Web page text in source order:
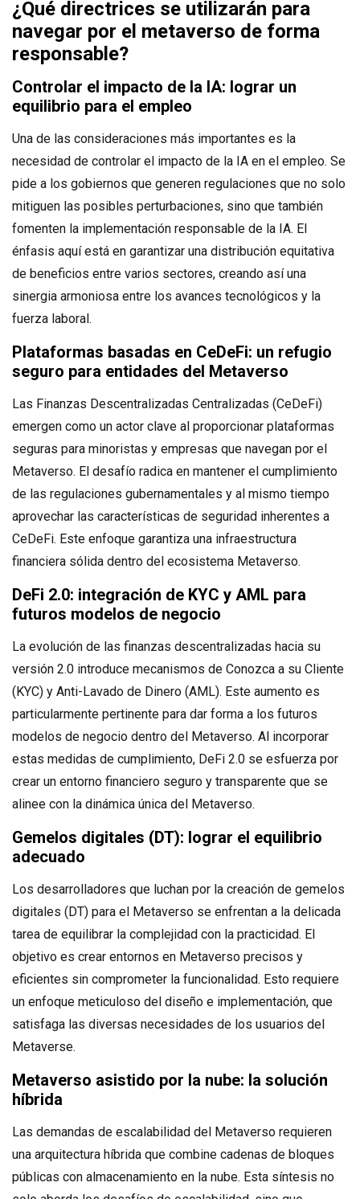
¿Qué directrices se utilizarán para
navegar por el metaverso de forma
responsable?
Controlar el impacto de la IA: lograr un
equilibrio para el empleo
Una de las consideraciones más importantes es la
necesidad de controlar el impacto de la IA en el empleo. Se
pide a los gobiernos que generen regulaciones que no solo
mitiguen las posibles perturbaciones, sino que también
fomenten la implementación responsable de la IA. El
énfasis aquí está en garantizar una distribución equitativa
de beneficios entre varios sectores, creando así una
sinergia armoniosa entre los avances tecnológicos y la
fuerza laboral.
Plataformas basadas en CeDeFi: un refugio
seguro para entidades del Metaverso
Las Finanzas Descentralizadas Centralizadas (CeDeFi)
emergen como un actor clave al proporcionar plataformas
seguras para minoristas y empresas que navegan por el
Metaverso. El desafío radica en mantener el cumplimiento
de las regulaciones gubernamentales y al mismo tiempo
aprovechar las características de seguridad inherentes a
CeDeFi. Este enfoque garantiza una infraestructura
financiera sólida dentro del ecosistema Metaverso.
DeFi 2.0: integración de KYC y AML para
futuros modelos de negocio
La evolución de las finanzas descentralizadas hacia su
versión 2.0 introduce mecanismos de Conozca a su Cliente
(KYC) y Anti-Lavado de Dinero (AML). Este aumento es
particularmente pertinente para dar forma a los futuros
modelos de negocio dentro del Metaverso. Al incorporar
estas medidas de cumplimiento, DeFi 2.0 se esfuerza por
crear un entorno financiero seguro y transparente que se
alinee con la dinámica única del Metaverso.
Gemelos digitales (DT): lograr el equilibrio
adecuado
Los desarrolladores que luchan por la creación de gemelos
digitales (DT) para el Metaverso se enfrentan a la delicada
tarea de equilibrar la complejidad con la practicidad. El
objetivo es crear entornos en Metaverso precisos y
eficientes sin comprometer la funcionalidad. Esto requiere
un enfoque meticuloso del diseño e implementación, que
satisfaga las diversas necesidades de los usuarios del
Metaverse.
Metaverso asistido por la nube: la solución
híbrida
Las demandas de escalabilidad del Metaverso requieren
una arquitectura híbrida que combine cadenas de bloques
públicas con almacenamiento en la nube. Esta síntesis no